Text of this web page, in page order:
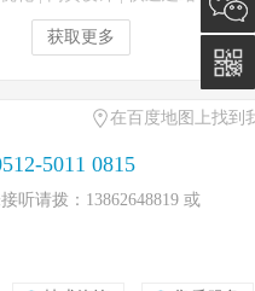
获取更多
在百度地图上找到
5011 0815
听请拨：13862648819 或
5011
0815